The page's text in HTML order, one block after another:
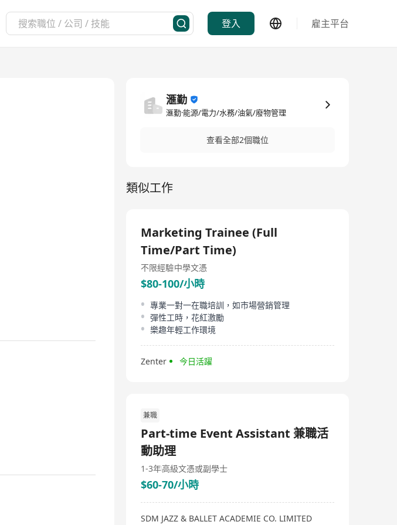
登入 雇主平台
滙勤
滙勤·能源/電力/水務/油氣/廢物管理
查看全部2個職位
類似工作
Marketing Trainee (Full
Time/Part Time)
不限經驗中學文憑
$80-100/小時
專業一對一在職培訓，如市場營銷管理
彈性工時，花紅激勵
樂趣年輕工作環境
Zenter 今日活躍
兼職
Part-time Event Assistant 兼職活
動助理
1-3年高級文憑或副學士
$60-70/小時
SDM JAZZ & BALLET ACADEMIE CO. LIMITED